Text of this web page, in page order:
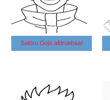
Satoru Gojo afdrukbaar